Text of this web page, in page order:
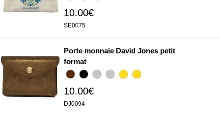
10.00€
SE0075
Porte monnaie David Jones petit
format
10.00€
DJ0094